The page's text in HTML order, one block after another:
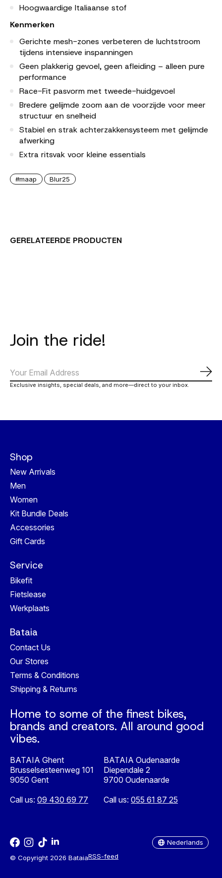
Hoogwaardige Italiaanse stof
Kenmerken
Gerichte mesh-zones verbeteren de luchtstroom
tijdens intensieve inspanningen
Geen plakkerig gevoel, geen afleiding – alleen pure
performance
Race-Fit pasvorm met tweede-huidgevoel
Bredere gelijmde zoom aan de voorzijde voor meer
structuur en snelheid
Stabiel en strak achterzakkensysteem met gelijmde
afwerking
Extra ritsvak voor kleine essentials
#maap Blur25
GERELATEERDE PRODUCTEN
Join the ride!
Exclusive insights, special deals, and more—direct to your inbox.
Shop
New Arrivals
Men
Women
Kit Bundle Deals
Accessories
Gift Cards
Service
Bikefit
Fietslease
Werkplaats
Bataia
Contact Us
Our Stores
Terms & Conditions
Shipping & Returns
Home to some of the finest bikes,
brands and creators. All around good
vibes.
BATAIA Ghent
Brusselsesteenweg 101
9050 Gent
Call us: 09 430 69 77
BATAIA Oudenaarde
Diependale 2
9700 Oudenaarde
Call us: 055 61 87 25
© Copyright 2026 BataiaRSS-feed
Nederlands
Nederlands